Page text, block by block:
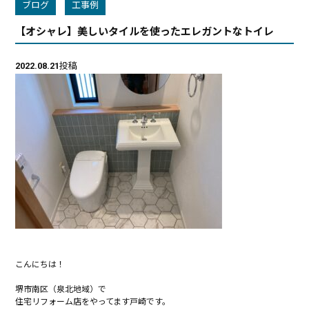
ブログ 工事例
【オシャレ】美しいタイルを使ったエレガントなトイレ
2022.08.21投稿
こんにちは！
堺市南区（泉北地域）で
住宅リフォーム店をやってます戸崎です。